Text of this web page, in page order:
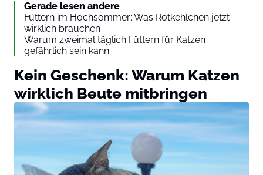
Gerade lesen andere
Füttern im Hochsommer: Was Rotkehlchen jetzt
wirklich brauchen
Warum zweimal täglich Füttern für Katzen
gefährlich sein kann
Kein Geschenk: Warum Katzen
wirklich Beute mitbringen